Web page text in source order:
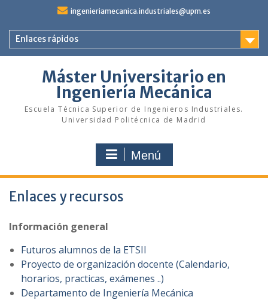
contenido
ingenieriamecanica.industriales@upm.es
Enlaces rápidos
Máster Universitario en
Ingeniería Mecánica
Escuela Técnica Superior de Ingenieros Industriales.
Universidad Politécnica de Madrid
Menú
Enlaces y recursos
Información general
Futuros alumnos de la ETSII
Proyecto de organización docente (Calendario,
horarios, practicas, exámenes ..)
Departamento de Ingeniería Mecánica